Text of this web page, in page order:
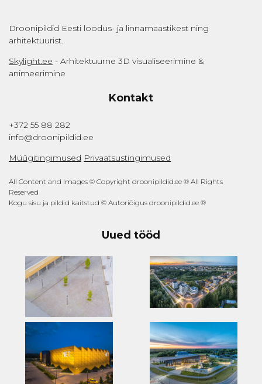
Droonipildid Eesti loodus- ja linnamaastikest ning
arhitektuurist.
Skylight.ee - Arhitektuurne 3D visualiseerimine &
animeerimine
Kontakt
+372 55 88 282
info@droonipildid.ee
Müügitingimused Privaatsustingimused
All Content and Images © Copyright droonipildid.ee ® All Rights
Reserved
Kogu sisu ja pildid kaitstud © Autoriõigus droonipildid.ee ®
Uued tööd